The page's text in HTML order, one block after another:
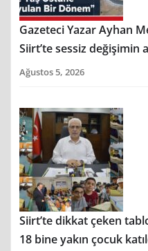
Gazeteci Yazar Ayhan
Siirt’te sessiz değişimin
Ağustos 5, 2026
Siirt’te dikkat çeken
18 bine yakın çocuk